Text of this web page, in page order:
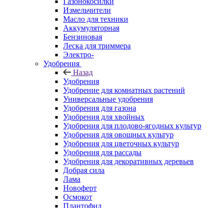
Измельчители
Масло для техники
Аккумуляторная
Бензиновая
Леска для триммера
Электро-
Удобрения
Назад
Удобрения
Удобрение для комнатных растений
Универсальные удобрения
Удобрения для газона
Удобрения для хвойных
Удобрения для плодово-ягодных культур
Удобрения для овощных культур
Удобрения для цветочных культур
Удобрения для рассады
Удобрения для декоративных деревьев
Добрая сила
Лама
Новоферт
Осмокот
Плантофид